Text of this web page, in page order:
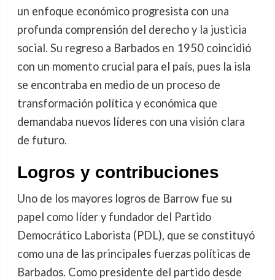
un enfoque económico progresista con una
profunda comprensión del derecho y la justicia
social. Su regreso a Barbados en 1950 coincidió
con un momento crucial para el país, pues la isla
se encontraba en medio de un proceso de
transformación política y económica que
demandaba nuevos líderes con una visión clara
de futuro.
Logros y contribuciones
Uno de los mayores logros de Barrow fue su
papel como líder y fundador del Partido
Democrático Laborista (PDL), que se constituyó
como una de las principales fuerzas políticas de
Barbados. Como presidente del partido desde